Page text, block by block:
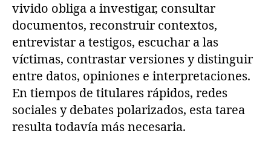
vivido obliga a investigar, consultar
documentos, reconstruir contextos,
entrevistar a testigos, escuchar a las
víctimas, contrastar versiones y distinguir
entre datos, opiniones e interpretaciones.
En tiempos de titulares rápidos, redes
sociales y debates polarizados, esta tarea
resulta todavía más necesaria.